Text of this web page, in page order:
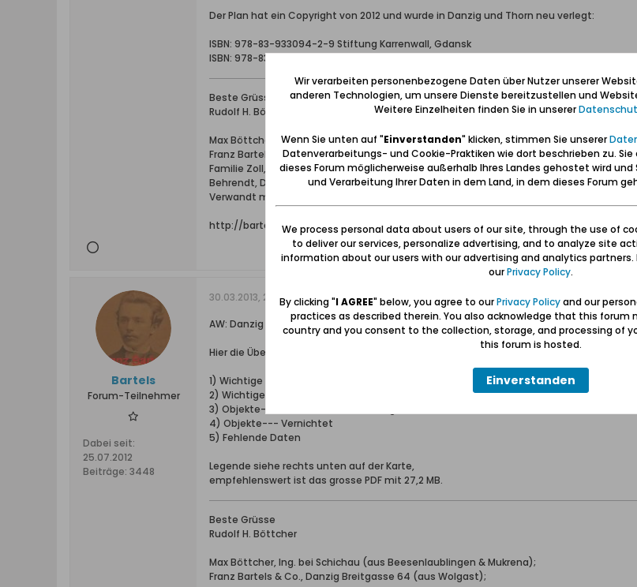
Der Plan hat ein Copyright von 2012 und wurde in Danzig und Thorn neu verlegt:
ISBN: 978-83-933094-2-9 Stiftung Karrenwall, Gdansk
ISBN: 978-83-88273-85-8 VIA, Torun
Beste Grüsse
Rudolf H. Böttcher
Max Böttcher, Ing. bei Schichau (aus Beesenlaublingen & Mukrena);
Franz Bartels & Co., Danzig Breitgasse 64 (aus Wolgast);
Familie Zoll, Bohnsack;
Behrendt, Detlaff / Detloff, Katt, Lissau, Schönhoff & Wölke aus dem Werder.
Verwandt mit den Familien: Elsner, Adrian, Falk.
http://bartels-zoll.blogspot.de/2012/07/ahnentafeln-zoll.html
Bartels
Forum-Teilnehmer
Dabei seit:
25.07.2012
Beiträge: 3448
30.03.2013, 23:05
AW: Danzig 1945/47
Hier die Übersetzung (Dank an Heinz - HST) der Legende der Karte, also alle Objekte
1) Wichtige Objekte---Erhalten oder Beschädigt
2) Wichtige Objekte---Zerstört, Vernichtet
3) Objekte---Erhalten oder Beschädigt
4) Objekte--- Vernichtet
5) Fehlende Daten
Legende siehe rechts unten auf der Karte,
empfehlenswert ist das grosse PDF mit 27,2 MB.
Beste Grüsse
Rudolf H. Böttcher
Max Böttcher, Ing. bei Schichau (aus Beesenlaublingen & Mukrena);
Franz Bartels & Co., Danzig Breitgasse 64 (aus Wolgast);
Wir verarbeiten personenbezogene Daten über Nutzer unserer
anderen Technologien, um unsere Dienste bereitzustellen und
Weitere Einzelheiten finden Sie in unserer
Wenn Sie unten auf "Einverstanden" klicken, stimmen Sie unserer
Datenverarbeitungs- und Cookie-Praktiken wie dort beschrieben zu.
dieses Forum möglicherweise außerhalb Ihres Landes gehostet wird und
und Verarbeitung Ihrer Daten in dem Land, in dem dieses Forum
We process personal data about users of our site, through the use of
to deliver our services, personalize advertising, and to analyze site
information about our users with our advertising and analytics
ourPrivacy Policy.
By clicking "I AGREE" below, you agree to ourPrivacy Policyand our
practices as described therein. You also acknowledge that this forum
country and you consent to the collection, storage, and processing of
this forum is hosted.
Einverstanden